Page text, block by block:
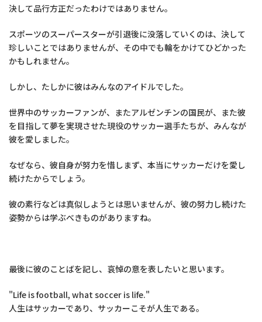
決して品行方正だったわけではありません。
スポーツのスーパースターが引退後に没落していくのは、決して
珍しいことではありませんが、その中でも輪をかけてひどかった
かもしれません。
しかし、たしかに彼はみんなのアイドルでした。
世界中のサッカーファンが、またアルゼンチンの国民が、また彼
を目指して夢を実現させた現役のサッカー選手たちが、みんなが
彼を愛しました。
なぜなら、彼自身が努力を惜しまず、本当にサッカーだけを愛し
続けたからでしょう。
彼の素行などは真似しようとは思いませんが、彼の努力し続けた
姿勢からは学ぶべきものがありますね。
最後に彼のことばを記し、哀悼の意を表したいと思います。
"Life is football, what soccer is life."
人生はサッカーであり、サッカーこそが人生である。